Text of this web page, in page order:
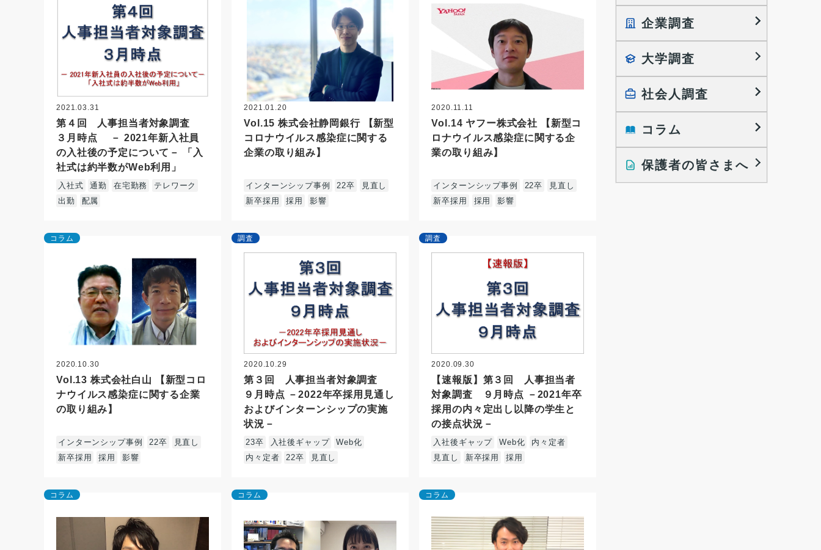
2021.03.31
第４回 人事担当者対象調査
３月時点 － 2021年新入社員
の入社後の予定について－ 「入
社式は約半数がWeb利用」
入社式 通勤 在宅勤務
テレワーク
出勤
配属
2021.01.20
Vol.15 株式会社静岡銀行 【新型
コロナウイルス感染症に関する
企業の取り組み】
インターンシップ事例 22卒
見直し
新卒採用
採用 影響
2020.11.11
Vol.14 ヤフー株式会社 【新型コ
ロナウイルス感染症に関する企
業の取り組み】
インターンシップ事例 22卒
見直し
新卒採用
採用 影響
コラム
2020.10.30
Vol.13 株式会社白山 【新型コロ
ナウイルス感染症に関する企業
の取り組み】
インターンシップ事例 22卒
見直し
新卒採用
採用 影響
調査
2020.10.29
第３回 人事担当者対象調査
９月時点 －2022年卒採用見通し
およびインターンシップの実施
状況－
23卒 入社後ギャップ
Web化
内々定者
22卒 見直し
調査
2020.09.30
【速報版】第３回 人事担当者
対象調査 ９月時点 －2021年卒
採用の内々定出し以降の学生と
の接点状況－
入社後ギャップ Web化
内々定者
見直し
新卒採用 採用
コラム コラム コラム
就職プロセス調査
働きたい組織の特徴
大学生の地域間移動レポート
就職活動に関するレポート
企業調査
採用に関する調査
大学調査
社会人調査
就職活動と入社後の就業
コラム
インタビュー記事
保護者の皆さまへ